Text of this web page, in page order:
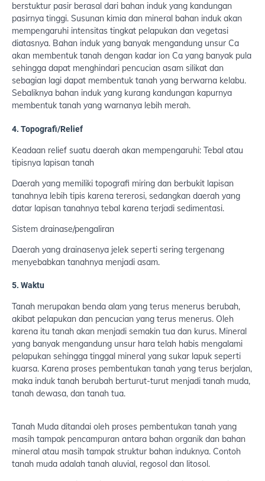
berstuktur pasir berasal dari bahan induk yang kandungan
pasirnya tinggi. Susunan kimia dan mineral bahan induk akan
mempengaruhi intensitas tingkat pelapukan dan vegetasi
diatasnya. Bahan induk yang banyak mengandung unsur Ca
akan membentuk tanah dengan kadar ion Ca yang banyak pula
sehingga dapat menghindari pencucian asam silikat dan
sebagian lagi dapat membentuk tanah yang berwarna kelabu.
Sebaliknya bahan induk yang kurang kandungan kapurnya
membentuk tanah yang warnanya lebih merah.
4. Topografi/Relief
Keadaan relief suatu daerah akan mempengaruhi: Tebal atau
tipisnya lapisan tanah
Daerah yang memiliki topografi miring dan berbukit lapisan
tanahnya lebih tipis karena tererosi, sedangkan daerah yang
datar lapisan tanahnya tebal karena terjadi sedimentasi.
Sistem drainase/pengaliran
Daerah yang drainasenya jelek seperti sering tergenang
menyebabkan tanahnya menjadi asam.
5. Waktu
Tanah merupakan benda alam yang terus menerus berubah,
akibat pelapukan dan pencucian yang terus menerus. Oleh
karena itu tanah akan menjadi semakin tua dan kurus. Mineral
yang banyak mengandung unsur hara telah habis mengalami
pelapukan sehingga tinggal mineral yang sukar lapuk seperti
kuarsa. Karena proses pembentukan tanah yang terus berjalan,
maka induk tanah berubah berturut-turut menjadi tanah muda,
tanah dewasa, dan tanah tua.
Tanah Muda ditandai oleh proses pembentukan tanah yang
masih tampak pencampuran antara bahan organik dan bahan
mineral atau masih tampak struktur bahan induknya. Contoh
tanah muda adalah tanah aluvial, regosol dan litosol.